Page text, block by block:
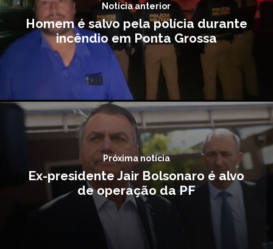
Notícia anterior
Homem é salvo pela polícia durante
incêndio em Ponta Grossa
Próxima notícia
Ex-presidente Jair Bolsonaro é alvo
de operação da PF